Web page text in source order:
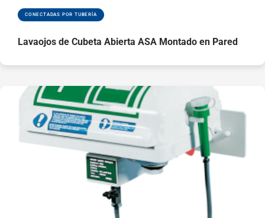
CONECTADAS POR TUBERÍA
Lavaojos de Cubeta Abierta ASA Montado en Pared